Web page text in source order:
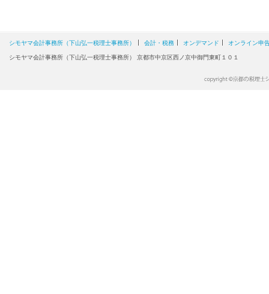
シモヤマ会計事務所（下山弘一税理士事務所） 会計・税務 オンデマンド オンライン申
シモヤマ会計事務所（下山弘一税理士事務所） 京都市中京区西ノ京中御門東町１０１